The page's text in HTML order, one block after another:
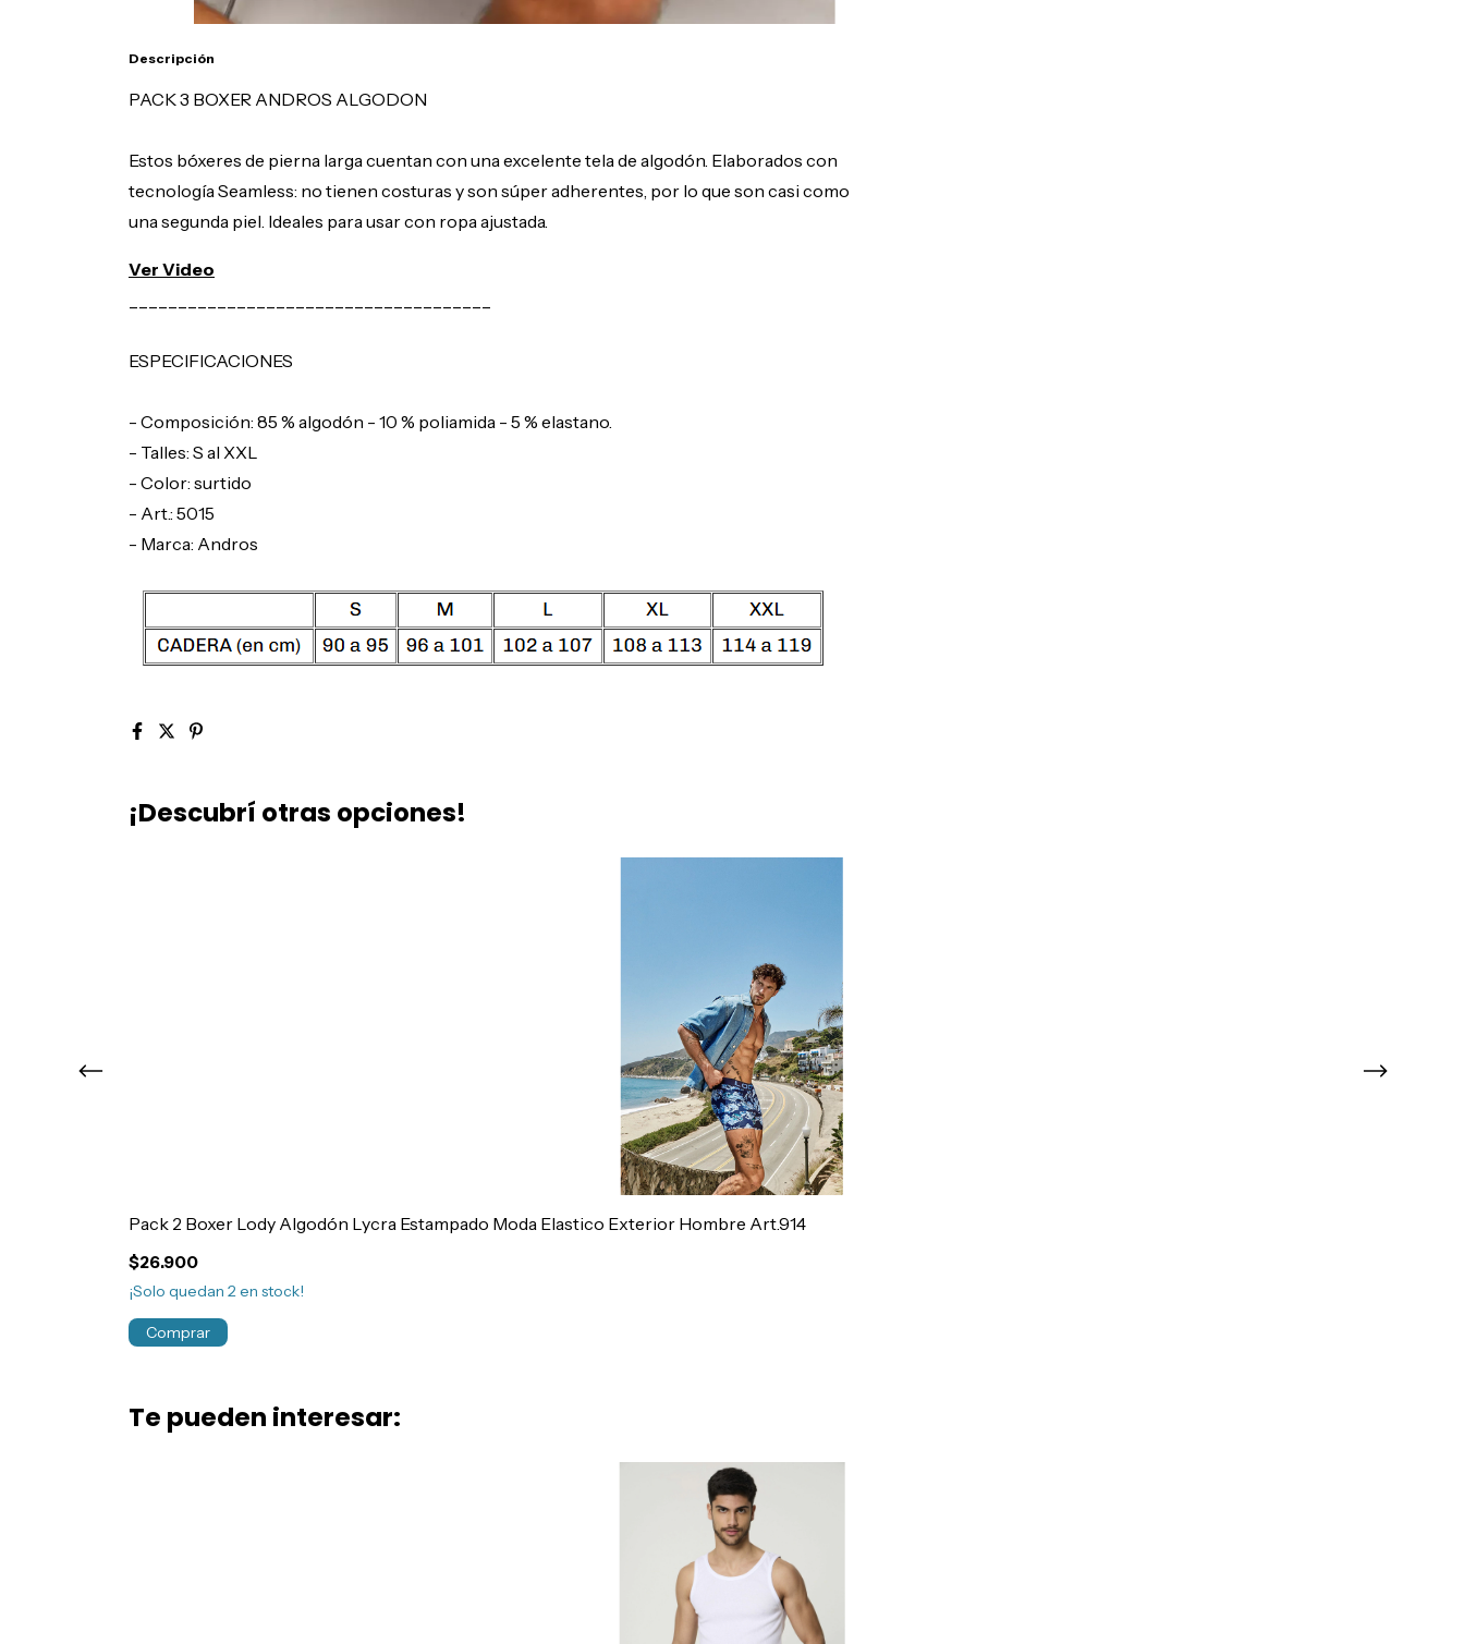
Descripción
PACK 3 BOXER ANDROS ALGODON
Estos bóxeres de pierna larga cuentan con una excelente tela de algodón. Elaborados con
tecnología Seamless: no tienen costuras y son súper adherentes, por lo que son casi como
una segunda piel. Ideales para usar con ropa ajustada.
Ver Video
ESPECIFICACIONES
- Composición: 85 % algodón - 10 % poliamida - 5 % elastano.
- Talles: S al XXL
- Color: surtido
- Art.: 5015
- Marca: Andros
¡Descubrí otras opciones!
Pack 2 Boxer Lody Algodón Lycra Estampado Moda Elastico Exterior Hombre Art.914
$26.900
¡Solo quedan 2en stock!
Comprar
Te pueden interesar: